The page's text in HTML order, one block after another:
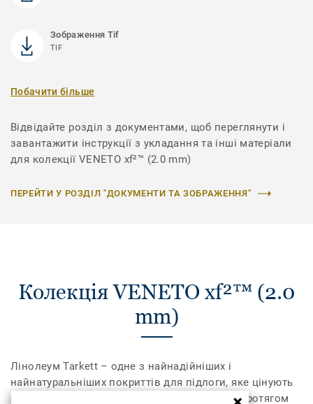
Зображення Tif
TIF
Побачити більше
Відвідайте розділ з документами, щоб переглянути і
завантажити інструкції з укладання та інші матеріали
для колекції VENETO xf²™ (2.0 mm)
ПЕРЕЙТИ У РОЗДІЛ "ДОКУМЕНТИ ТА ЗОБРАЖЕННЯ"
Колекція VENETO xf²™ (2.0
mm)
Лінолеум Tarkett – одне з найнадійніших і
найнатуральніших покриттів для підлоги, яке цінують
за його красу, комфорт і довговічність вже протягом